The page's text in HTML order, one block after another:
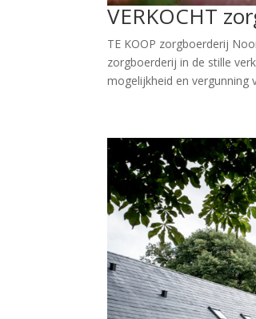
VERKOCHT
TE KOOP zorgboerderij
zorgboerderij in de stille
mogelijkheid en vergunning